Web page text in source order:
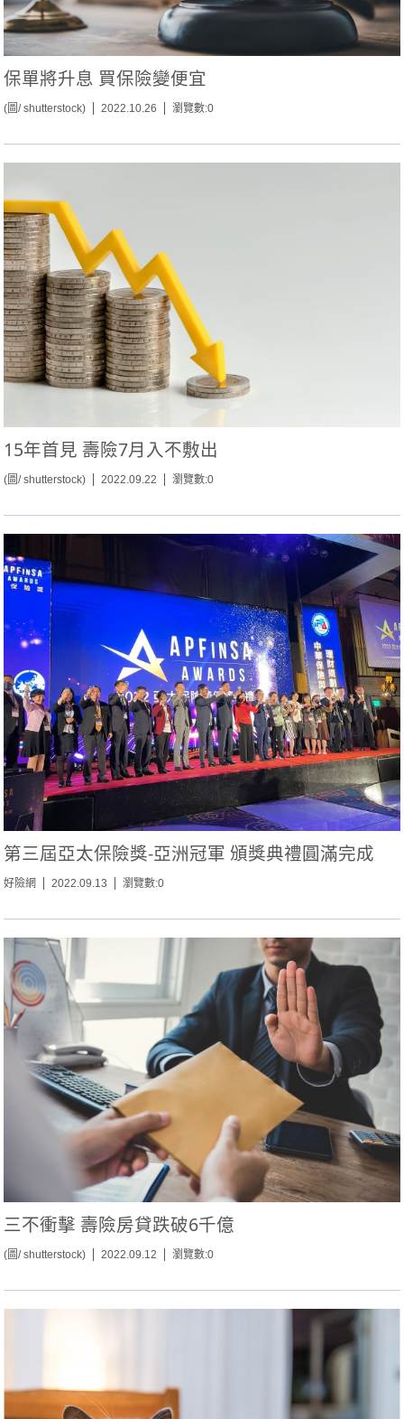
保單將升息 買保險變便宜
(圖/ shutterstock) 2022.10.26 瀏覽數:0
15年首見 壽險7月入不敷出
(圖/ shutterstock) 2022.09.22 瀏覽數:0
第三屆亞太保險獎-亞洲冠軍 頒獎典禮圓滿完成
好險網 2022.09.13 瀏覽數:0
三不衝擊 壽險房貸跌破6千億
(圖/ shutterstock) 2022.09.12 瀏覽數:0